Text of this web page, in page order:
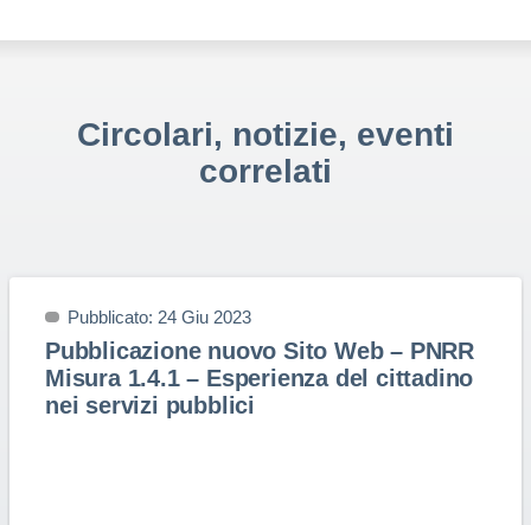
Circolari, notizie, eventi
correlati
Pubblicato: 24 Giu 2023
Pubblicazione nuovo Sito Web – PNRR
Misura 1.4.1 – Esperienza del cittadino
nei servizi pubblici